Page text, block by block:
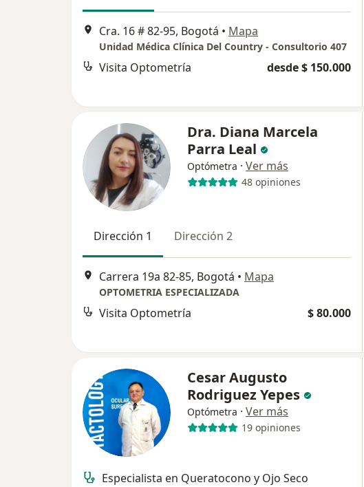
Cra. 16 # 82-95, Bogotá • Mapa
Unidad Médica Clínica Del Country - Consultorio 407
Visita Optometría desde $ 150.000
Dra. Diana Marcela
Parra Leal
Optómetra · Ver más
48 opiniones
Dirección 1 Dirección 2
Carrera 19a 82-85, Bogotá • Mapa
OPTOMETRIA ESPECIALIZADA
Visita Optometría $ 80.000
Cesar Augusto
Rodriguez Yepes
Optómetra · Ver más
19 opiniones
Especialista en Queratocono y Ojo Seco